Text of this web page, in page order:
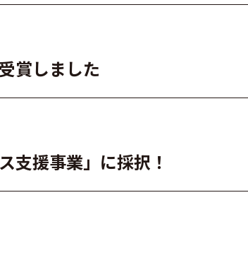
賞しました
支援事業」に採択！